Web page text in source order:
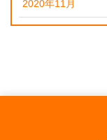
2020年11月